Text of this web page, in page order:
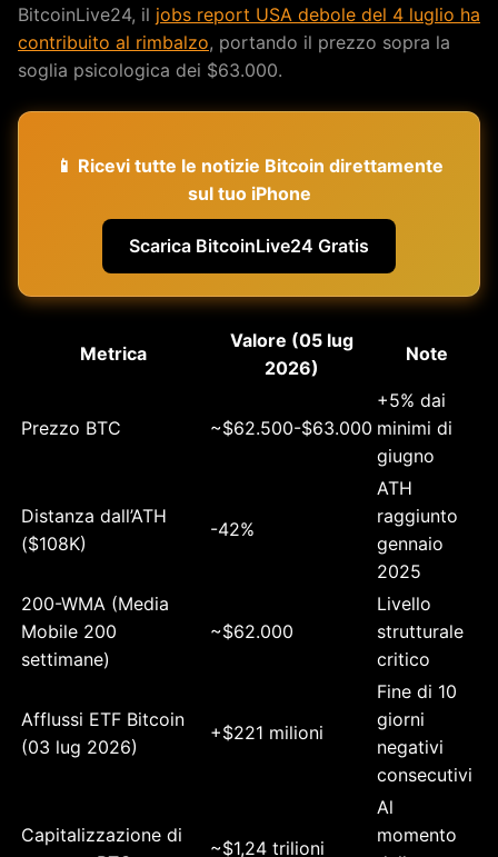
BitcoinLive24, il jobs report USA debole del 4 luglio ha
contribuito al rimbalzo, portando il prezzo sopra la
soglia psicologica dei $63.000.
📱 Ricevi tutte le notizie Bitcoin direttamente
sul tuo iPhone
Scarica BitcoinLive24 Gratis
Metrica
Valore (05 lug
2026)
Note
Prezzo BTC ~$62.500-$63.000
+5% dai
minimi di
giugno
Distanza dall’ATH
($108K)
-42%
ATH
raggiunto
gennaio
2025
200-WMA (Media
Mobile 200
settimane)
~$62.000
Livello
strutturale
critico
Afflussi ETF Bitcoin
(03 lug 2026)
+$221 milioni
Fine di 10
giorni
negativi
consecutivi
Capitalizzazione di
~$1,24 trilioni
Al
momento